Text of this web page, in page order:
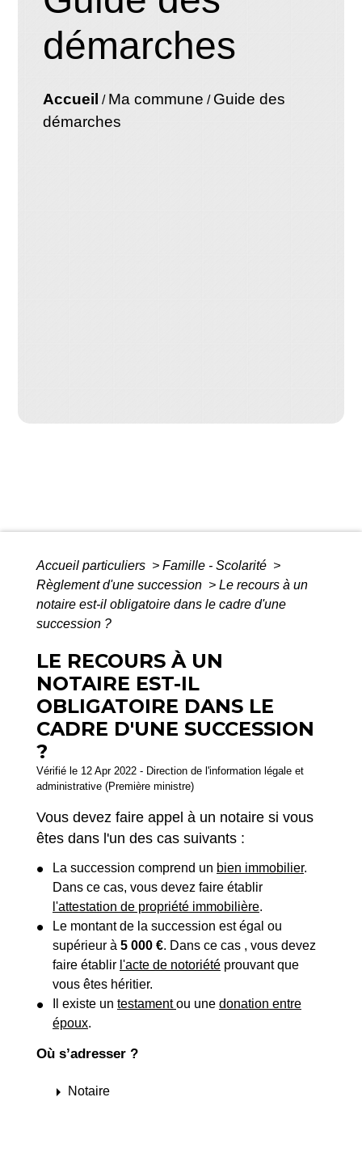
démarches
Accueil / Ma commune / Guide des
démarches
Accueil particuliers > Famille - Scolarité >
Règlement d'une succession > Le recours à un
notaire est-il obligatoire dans le cadre d'une
succession ?
LE RECOURS À UN
NOTAIRE EST-IL
OBLIGATOIRE DANS LE
CADRE D'UNE SUCCESSION
?
Vérifié le 12 Apr 2022 - Direction de l'information légale et
administrative (Première ministre)
Vous devez faire appel à un notaire si vous
êtes dans l'un des cas suivants :
La succession comprend un bien immobilier.
Dans ce cas, vous devez faire établir
l'attestation de propriété immobilière.
Le montant de la succession est égal ou
supérieur à 5 000 €. Dans ce cas , vous devez
faire établir l'acte de notoriété prouvant que
vous êtes héritier.
Il existe un testamentou une donation entre
époux.
Où s’adresser ?
arrow_right Notaire